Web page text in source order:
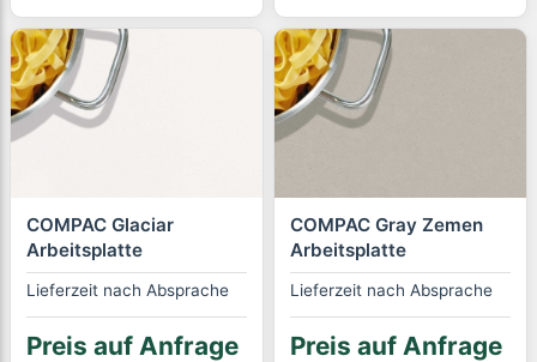
COMPAC Glaciar
Arbeitsplatte
Lieferzeit nach Absprache
Preis auf Anfrage
COMPAC Gray Zemen
Arbeitsplatte
Lieferzeit nach Absprache
Preis auf Anfrage